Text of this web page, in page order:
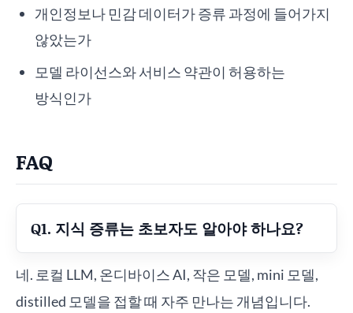
개인정보나 민감 데이터가 증류 과정에 들어가지
않았는가
모델 라이선스와 서비스 약관이 허용하는
방식인가
FAQ
Q1. 지식 증류는 초보자도 알아야 하나요?
네. 로컬 LLM, 온디바이스 AI, 작은 모델, mini 모델,
distilled 모델을 접할 때 자주 만나는 개념입니다.